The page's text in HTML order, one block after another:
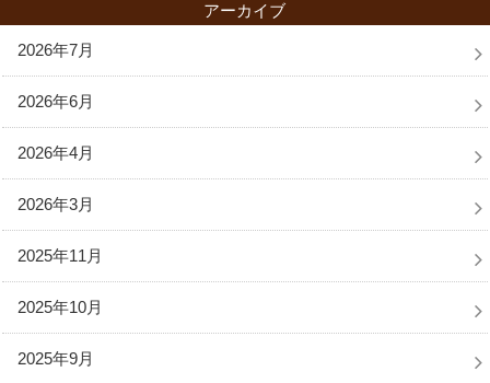
アーカイブ
2026年7月
2026年6月
2026年4月
2026年3月
2025年11月
2025年10月
2025年9月